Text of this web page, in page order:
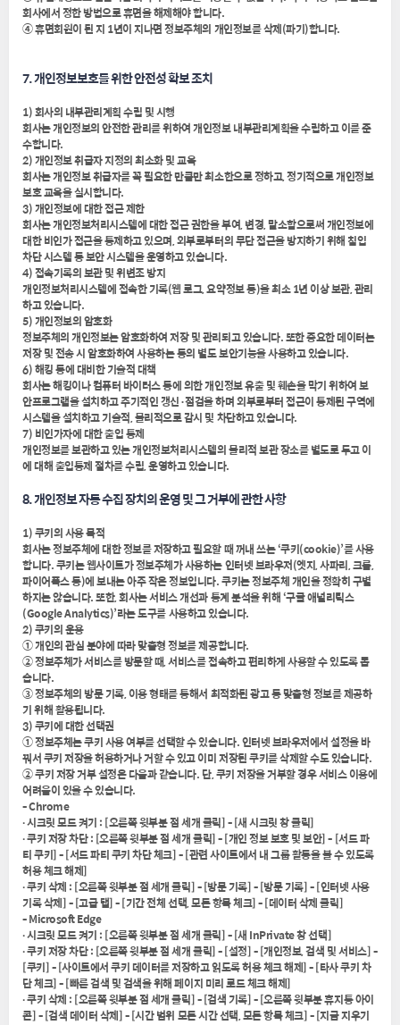
회사에서 정한 방법으로 휴면을 해제해야 합니다.
④ 휴면회원이 된 지 1년이 지나면 정보주체의 개인정보를 삭제(파기)합니다.
7. 개인정보보호를 위한 안전성 확보 조치
1) 회사의 내부관리계획 수립 및 시행
회사는 개인정보의 안전한 관리를 위하여 개인정보 내부관리계획을 수립하고 이를 준
수합니다.
2) 개인정보 취급자 지정의 최소화 및 교육
회사는 개인정보 취급자를 꼭 필요한 만큼만 최소한으로 정하고, 정기적으로 개인정보
보호 교육을 실시합니다.
3) 개인정보에 대한 접근 제한
회사는 개인정보처리시스템에 대한 접근 권한을 부여, 변경, 말소함으로써 개인정보에
대한 비인가 접근을 통제하고 있으며, 외부로부터의 무단 접근을 방지하기 위해 침입
차단 시스템 등 보안 시스템을 운영하고 있습니다.
4) 접속기록의 보관 및 위변조 방지
개인정보처리시스템에 접속한 기록(웹 로그, 요약정보 등)을 최소 1년 이상 보관, 관리
하고 있습니다.
5) 개인정보의 암호화
정보주체의 개인정보는 암호화하여 저장 및 관리되고 있습니다. 또한 중요한 데이터는
저장 및 전송 시 암호화하여 사용하는 등의 별도 보안기능을 사용하고 있습니다.
6) 해킹 등에 대비한 기술적 대책
회사는 해킹이나 컴퓨터 바이러스 등에 의한 개인정보 유출 및 훼손을 막기 위하여 보
안프로그램을 설치하고 주기적인 갱신·점검을 하며 외부로부터 접근이 통제된 구역에
시스템을 설치하고 기술적, 물리적으로 감시 및 차단하고 있습니다.
7) 비인가자에 대한 출입 통제
개인정보를 보관하고 있는 개인정보처리시스템의 물리적 보관 장소를 별도로 두고 이
에 대해 출입통제 절차를 수립, 운영하고 있습니다.
8. 개인정보 자동 수집 장치의 운영 및 그 거부에 관한 사항
1) 쿠키의 사용 목적
회사는 정보주체에 대한 정보를 저장하고 필요할 때 꺼내 쓰는 ‘쿠키(cookie)’를 사용
합니다. 쿠키는 웹사이트가 정보주체가 사용하는 인터넷 브라우저(엣지, 사파리, 크롬,
파이어폭스 등)에 보내는 아주 작은 정보입니다. 쿠키는 정보주체 개인을 정확히 구별
하지는 않습니다. 또한, 회사는 서비스 개선과 통계 분석을 위해 ‘구글 애널리틱스
(Google Analytics)’라는 도구를 사용하고 있습니다.
2) 쿠키의 운용
① 개인의 관심 분야에 따라 맞춤형 정보를 제공합니다.
② 정보주체가 서비스를 방문할 때, 서비스를 접속하고 편리하게 사용할 수 있도록 돕
습니다.
③ 정보주체의 방문 기록, 이용 형태를 통해서 최적화된 광고 등 맞춤형 정보를 제공하
기 위해 활용됩니다.
3) 쿠키에 대한 선택권
① 정보주체는 쿠키 사용 여부를 선택할 수 있습니다. 인터넷 브라우저에서 설정을 바
꿔서 쿠키 저장을 허용하거나 거할 수 있고 이미 저장된 쿠키를 삭제할 수도 있습니다.
② 쿠키 저장 거부 설정은 다음과 같습니다. 단, 쿠키 저장을 거부할 경우 서비스 이용에
어려움이 있을 수 있습니다.
- Chrome
∙ 시크릿 모드 켜기 : [오른쪽 윗부분 점 세개 클릭] - [새 시크릿 창 클릭]
∙ 쿠키 저장 차단 : [오른쪽 윗부분 점 세개 클릭] - [개인 정보 보호 및 보안] - [서드 파
티 쿠키] - [서드 파티 쿠키 차단 체크] - [관련 사이트에서 내 그룹 활동을 볼 수 있도록
허용 체크 해제]
∙ 쿠키 삭제 : [오른쪽 윗부분 점 세개 클릭] - [방문 기록] - [방문 기록] - [인터넷 사용
기록 삭제] - [고급 탭] - [기간 전체 선택, 모든 항목 체크] - [데이터 삭제 클릭]
- Microsoft Edge
∙ 시크릿 모드 켜기 : [오른쪽 윗부분 점 세개 클릭] - [새 InPrivate 창 선택]
∙ 쿠키 저장 차단 : [오른쪽 윗부분 점 세개 클릭] - [설정] - [개인정보, 검색 및 서비스] -
[쿠키] - [사이트에서 쿠키 데이터를 저장하고 읽도록 허용 체크 해제] - [타사 쿠키 차
단 체크] - [빠른 검색 및 검색을 위해 페이지 미리 로드 체크 해제]
∙ 쿠키 삭제 : [오른쪽 윗부분 점 세개 클릭] - [검색 기록] - [오른쪽 윗부분 휴지통 아이
콘] - [검색 데이터 삭제] - [시간 범위 모든 시간 선택, 모든 항목 체크] - [지금 지우기